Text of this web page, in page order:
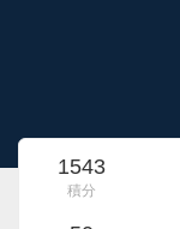
1543
積分